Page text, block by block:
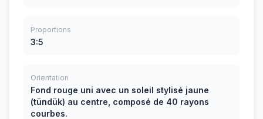
Proportions
3:5
Orientation
Fond rouge uni avec un soleil stylisé jaune
(tündük) au centre, composé de 40 rayons
courbes.